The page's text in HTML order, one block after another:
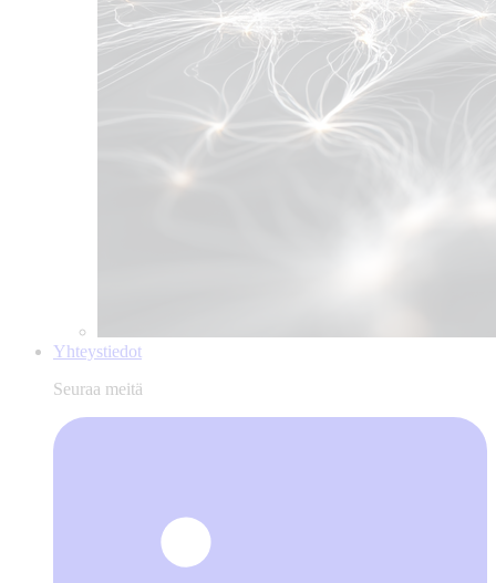
Yhteystiedot
Seuraa meitä